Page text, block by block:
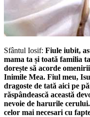
Sfântul Iosif: Fiule iubit,
mama ta și toată familia
dorește să acorde
Inimile Mea. Fiul meu,
dragoste de tată aici pe
răspândească această
nevoie de harurile
celor mai necesari cu